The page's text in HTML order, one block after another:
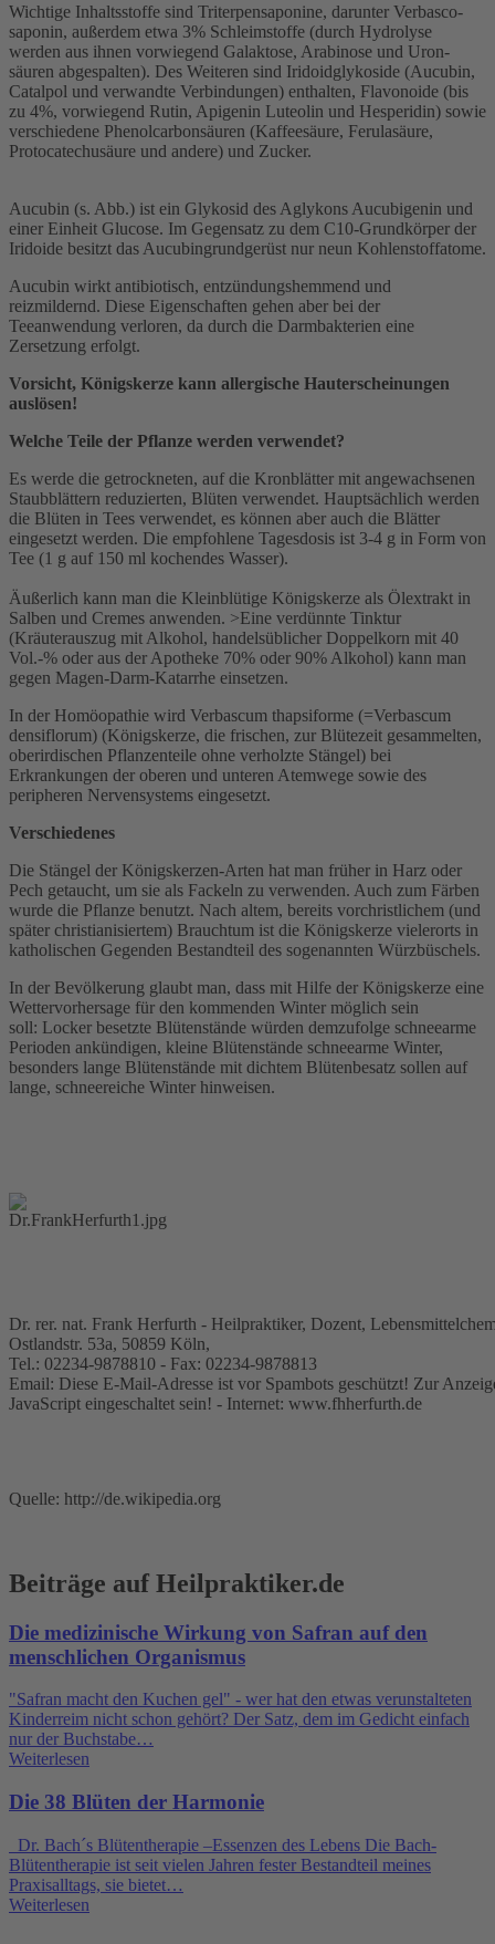
Wichtige Inhaltsstoffe sind Triterpensaponine, darunter Verbasco­
saponin, außerdem etwa 3% Schleimstoffe (durch Hydrolyse
werden aus ihnen vorwiegend Galaktose, Arabinose und Uron­
säuren abgespalten). Des Weiteren sind Iridoidglykoside (Aucubin,
Catalpol und verwandte Verbindungen) enthalten, Flavonoide (bis
zu 4%, vorwiegend Rutin, Apigenin Luteolin und Hesperidin) sowie
verschiedene Phenolcarbonsäuren (Kaffeesäure, Ferulasäure,
Protocatechusäure und andere) und Zucker.
Aucubin (s. Abb.) ist ein Glykosid des Aglykons Aucubigenin und
einer Einheit Glucose. Im Gegensatz zu dem C10-Grundkörper der
Iridoide besitzt das Aucubingrundgerüst nur neun Kohlenstoffatome.
Aucubin wirkt antibiotisch, entzündungshemmend und
reizmildernd. Diese Eigenschaften gehen aber bei der
Teeanwendung verloren, da durch die Darmbakterien eine
Zersetzung erfolgt.
Vorsicht, Königskerze kann allergische Hauterscheinungen
auslösen!
Welche Teile der Pflanze werden verwendet?
Es werde die getrockneten, auf die Kronblätter mit angewachsenen
Staubblättern reduzierten, Blüten verwendet. Hauptsächlich werden
die Blüten in Tees verwendet, es können aber auch die Blätter
eingesetzt werden. Die empfohlene Tagesdosis ist 3-4 g in Form von
Tee (1 g auf 150 ml kochendes Wasser).
Äußerlich kann man die Kleinblütige Königskerze als Ölextrakt in
Salben und Cremes anwenden. >Eine verdünnte Tinktur
(Kräuterauszug mit Alkohol, handelsüblicher Doppelkorn mit 40
Vol.-% oder aus der Apotheke 70% oder 90% Alkohol) kann man
gegen Magen-Darm-Katarrhe einsetzen.
In der Homöopathie wird Verbascum thapsiforme (=Verbascum
densiflorum) (Königskerze, die frischen, zur Blütezeit gesammelten,
oberirdischen Pflanzenteile ohne verholzte Stängel) bei
Erkrankungen der oberen und unteren Atemwege sowie des
peripheren Nervensystems eingesetzt.
Verschiedenes
Die Stängel der Königskerzen-Arten hat man früher in Harz oder
Pech getaucht, um sie als Fackeln zu verwenden. Auch zum Färben
wurde die Pflanze benutzt. Nach altem, bereits vorchristlichem (und
später christianisiertem) Brauchtum ist die Königskerze vielerorts in
katholischen Gegenden Bestandteil des sogenannten Würzbüschels.
In der Bevölkerung glaubt man, dass mit Hilfe der Königskerze eine
Wettervorhersage für den kommenden Winter möglich sein
soll: Locker besetzte Blütenstände würden demzufolge schneearme
Perioden ankündigen, kleine Blütenstände schneearme Winter,
besonders lange Blütenstände mit dichtem Blütenbesatz sollen auf
lange, schneereiche Winter hinweisen.
Dr. rer. nat. Frank Herfurth - Heilpraktiker, Dozent,
Ostlandstr. 53a, 50859 Köln,
Tel.: 02234-9878810 - Fax: 02234-9878813
Email: Diese E-Mail-Adresse ist vor Spambots geschützt! Zur
JavaScript eingeschaltet sein! - Internet: www.fhherfurth.de
Quelle: http://de.wikipedia.org
Beiträge auf Heilpraktiker.de
Die medizinische Wirkung von Safran auf den
menschlichen Organismus
"Safran macht den Kuchen gel" - wer hat den etwas verunstalteten
Kinderreim nicht schon gehört? Der Satz, dem im Gedicht einfach
nur der Buchstabe…
Weiterlesen
Die 38 Blüten der Harmonie
Dr. Bach´s Blütentherapie –Essenzen des Lebens Die Bach-
Blütentherapie ist seit vielen Jahren fester Bestandteil meines
Praxisalltags, sie bietet…
Weiterlesen